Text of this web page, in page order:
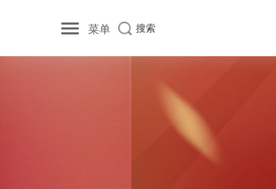
菜单 搜索